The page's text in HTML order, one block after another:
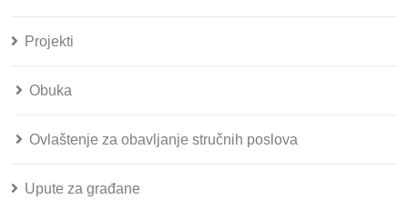
Projekti
Obuka
Ovlaštenje za obavljanje stručnih poslova
Upute za građane